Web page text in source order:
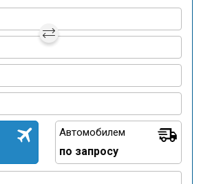
Автомобилем
по запросу